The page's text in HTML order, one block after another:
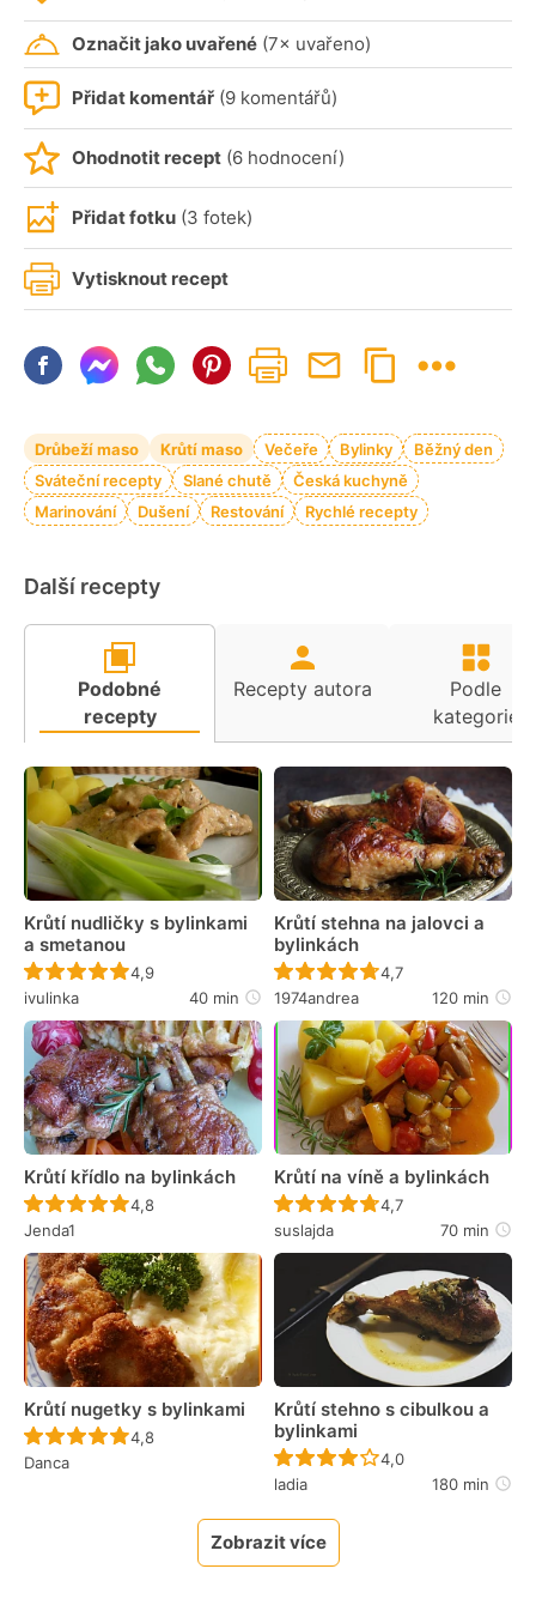
Označit jako uvařené (7× uvařeno)
Přidat komentář (9 komentářů)
Ohodnotit recept (6 hodnocení)
Přidat fotku (3 fotek)
Vytisknout recept
Drůbeží maso Krůtí maso Večeře Bylinky
Běžný den
Sváteční recepty
Slané chutě
Česká kuchyně
Marinování
Dušení Restování Rychlé recepty
Další recepty
Podobné
recepty
Recepty autora
Podle
kategorie
Krůtí nudličky s bylinkami
a smetanou
Recept ještě nebyl hodnocen
4,9
ivulinka
40 min
Krůtí stehna na jalovci a
bylinkách
Recept ještě nebyl
4,7
1974andrea
120 min
Krůtí křídlo na bylinkách
Recept ještě nebyl hodnocen
4,8
Jenda1
Krůtí na víně a bylinkách
Recept ještě nebyl
4,7
suslajda
70 min
Krůtí nugetky s bylinkami
Recept ještě nebyl hodnocen
4,8
Danca
Krůtí stehno s cibulkou a
bylinkami
Recept ještě nebyl
4,0
ladia
180 min
Zobrazit více